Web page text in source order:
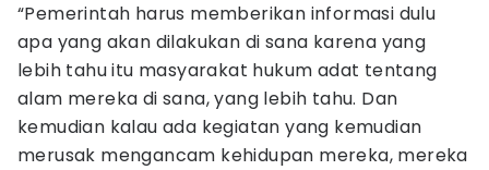
“Pemerintah harus memberikan informasi dulu
apa yang akan dilakukan di sana karena yang
lebih tahu itu masyarakat hukum adat tentang
alam mereka di sana, yang lebih tahu. Dan
kemudian kalau ada kegiatan yang kemudian
merusak mengancam kehidupan mereka, mereka